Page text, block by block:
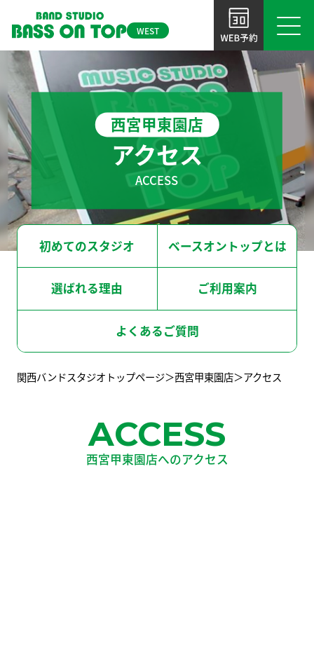
WEST
大 阪
BOT-OSAKA-UMEDA
大阪梅田店
BOT-TENNOJI
天王寺店
BOT-AMIRICA MURA
アメ村店
BOT-SHINSAIBASHI
心斎橋店
BOT-NAMBA
なんば店
BOT-SHINSABASHI-EAST
東心斎橋店
京橋店 堺-深井駅前店
兵 庫
BOT-KOBE-SANNOMIYA
神戸三宮店
BOT-AMAGASAKI
尼崎店
初めてのスタジオ
ベースオントップとは
選ばれる理由
ご利用案内
よくあるご質問
NEWS＆TOPICS
お問い合わせ
ライブハウス
レコーディングスタジオ
東京バンドスタジオはこちら
西宮甲東園店
アクセス
ACCESS
初めてのスタジオ ベースオントップとは
選ばれる理由 ご利用案内
よくあるご質問
関西バンドスタジオトップページ 西宮甲東園店 アクセス
ACCESS
西宮甲東園店へのアクセス